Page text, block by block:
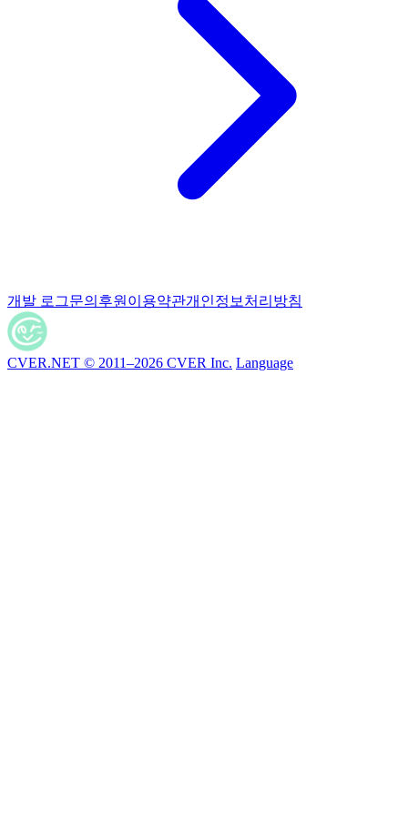
개발 로그문의 후원 이용약관개인정보처리방침
CVER.NET © 2011–2026 CVER Inc. Language